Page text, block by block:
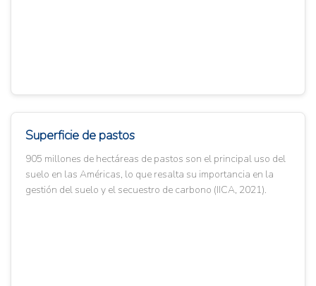
Superficie de pastos
905 millones de hectáreas de pastos son el principal uso del
suelo en las Américas, lo que resalta su importancia en la
gestión del suelo y el secuestro de carbono (IICA, 2021).